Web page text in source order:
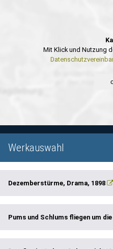
Mit Klick und Nutzung
Werkauswahl
Dezemberstürme, Drama, 1898
Pums und Schlums fliegen um